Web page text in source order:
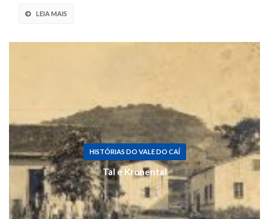
LEIA MAIS
HISTÓRIAS DO VALE DO CAÍ
Tal e Kronental